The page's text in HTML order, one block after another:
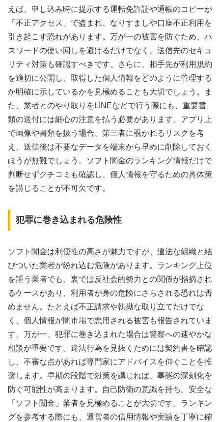
えば、申し込み時に提示する運転免許証や通帳のコピーが
「不正アクセス」で盗まれ、なりすましや口座不正利用を
引き起こす恐れがあります。万が一の被害を防ぐため、パ
スワードの使い回しを避けるだけでなく、送信先のセキュ
リティ対策も確認すべきです。さらに、相手先が利用規約
を適切に公開し、取得した個人情報をどのように管理する
か明確に示しているかを見極めることも大切でしょう。ま
た、業者とのやり取りをLINEなどで行う際にも、重要書
類の送付には細心の注意を払う必要があります。アプリ上
で画像や書類を扱う場合、第三者に覗かれるリスクを考
え、送信後は不要なデータを端末から早めに削除しておく
ほうが無難でしょう。ソフト闇金のランキング情報だけで
判断せずクチコミも確認し、個人情報を守るための具体策
を講じることが不可欠です。
犯罪に巻き込まれる危険性
ソフト闇金は利便性の高さが魅力ですが、違法な組織と結
びついた業者が紛れ込む危険があります。ランキング上位
を謳う業者でも、裏では反社会的勢力との関係が指摘され
るケースがあり、利用者が身の危険にさらされる恐れは否
めません。たとえば不正請求や執拗な取り立てだけでな
く、個人情報が闇市場で悪用される被害も報告されていま
す。万が一、犯罪に巻き込まれた場合は警察への速やかな
相談が重要です。違法行為を見抜くためには契約書を確認
し、不審な点があれば専門家にアドバイスを仰ぐことを推
奨します。早期の段階で対策を講じれば、事態の深刻化を
防ぐ可能性が高まります。自己防衛の意識を持ち、安全な
「ソフト闇金」業者を見極めることが大切です。ランキン
グを参考する際にも、運営者の信用情報や実績を丁寧に確